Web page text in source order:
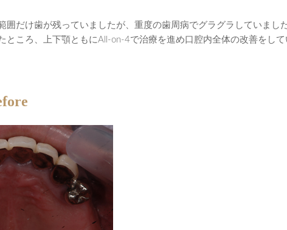
だけ歯が残っていましたが、重度の歯周病でグラグラしていまし
ころ、上下顎ともにAll-on-4で治療を進め口腔内全体の改善をして